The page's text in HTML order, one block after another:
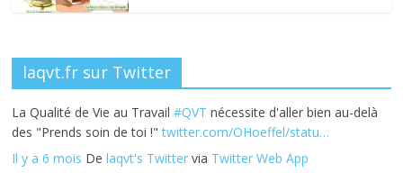
laqvt.fr sur Twitter
La Qualité de Vie au Travail#QVT nécessite d'aller bien au-delà
des "Prends soin de toi !"twitter.com/OHoeffel/statu…
Il y a 6 mois Delaqvt's Twitter via Twitter Web App